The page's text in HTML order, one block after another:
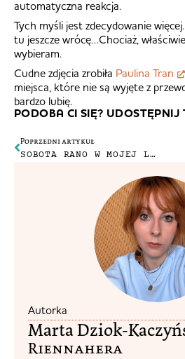
automatyczna reakcja.
Tych myśli jest zdecydowanie
tu jeszcze wrócę…Chociaż,
wybieram.
Cudne zdjęcia zrobiła Paulina Tran
miejsca, które nie są wyjęte z
bardzo lubię.
PODOBA CI SIĘ? UDOSTĘPNIJ
Poprzedni artykuł
SOBOTA RANO W MOJEJ LONDYŃSKIEJ DZIELNICY
Autorka
Marta Dziok-
Riennahera​